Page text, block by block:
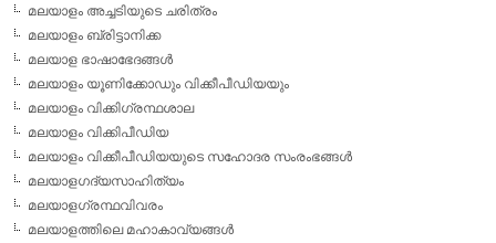
മലയാളം അച്ചടിയുടെ ചരിത്രം
മലയാളം ബ്രിട്ടാനിക്ക
മലയാള ഭാഷാഭേദങ്ങള്‍
മലയാളം യൂണിക്കോഡും വിക്കീപീഡിയയും
മലയാളം വിക്കിഗ്രന്ഥശാല
മലയാളം വിക്കിപീഡിയ
മലയാളം വിക്കീപീഡിയയുടെ സഹോദര സംരംഭങ്ങള്‍
മലയാളഗദ്യസാഹിത്യം
മലയാളഗ്രന്ഥവിവരം
മലയാളത്തിലെ മഹാകാവ്യങ്ങള്‍